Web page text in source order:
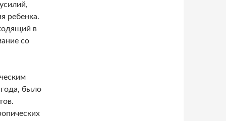
ребенка.
в
со
было